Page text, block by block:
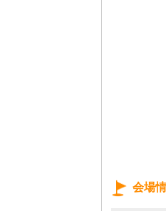
会場